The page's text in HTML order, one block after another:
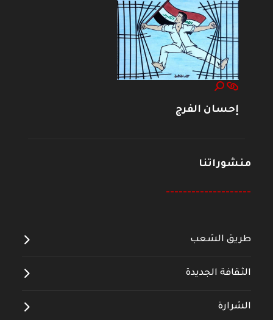
إحسان الفرج
منشوراتنا
--------------------
طريق الشعب
الثقافة الجديدة
الشرارة